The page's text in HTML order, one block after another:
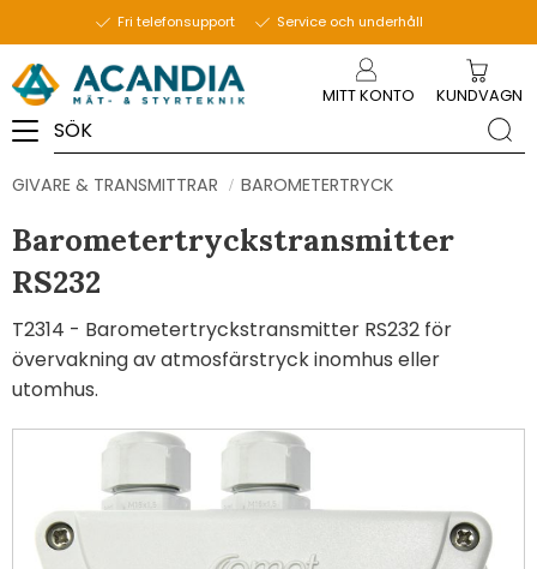
Fri telefonsupport Service och underhåll
MITT KONTO KUNDVAGN
GIVARE & TRANSMITTRAR BAROMETERTRYCK
Barometertryckstransmitter
RS232
T2314 - Barometertryckstransmitter RS232 för
övervakning av atmosfärstryck inomhus eller
utomhus.